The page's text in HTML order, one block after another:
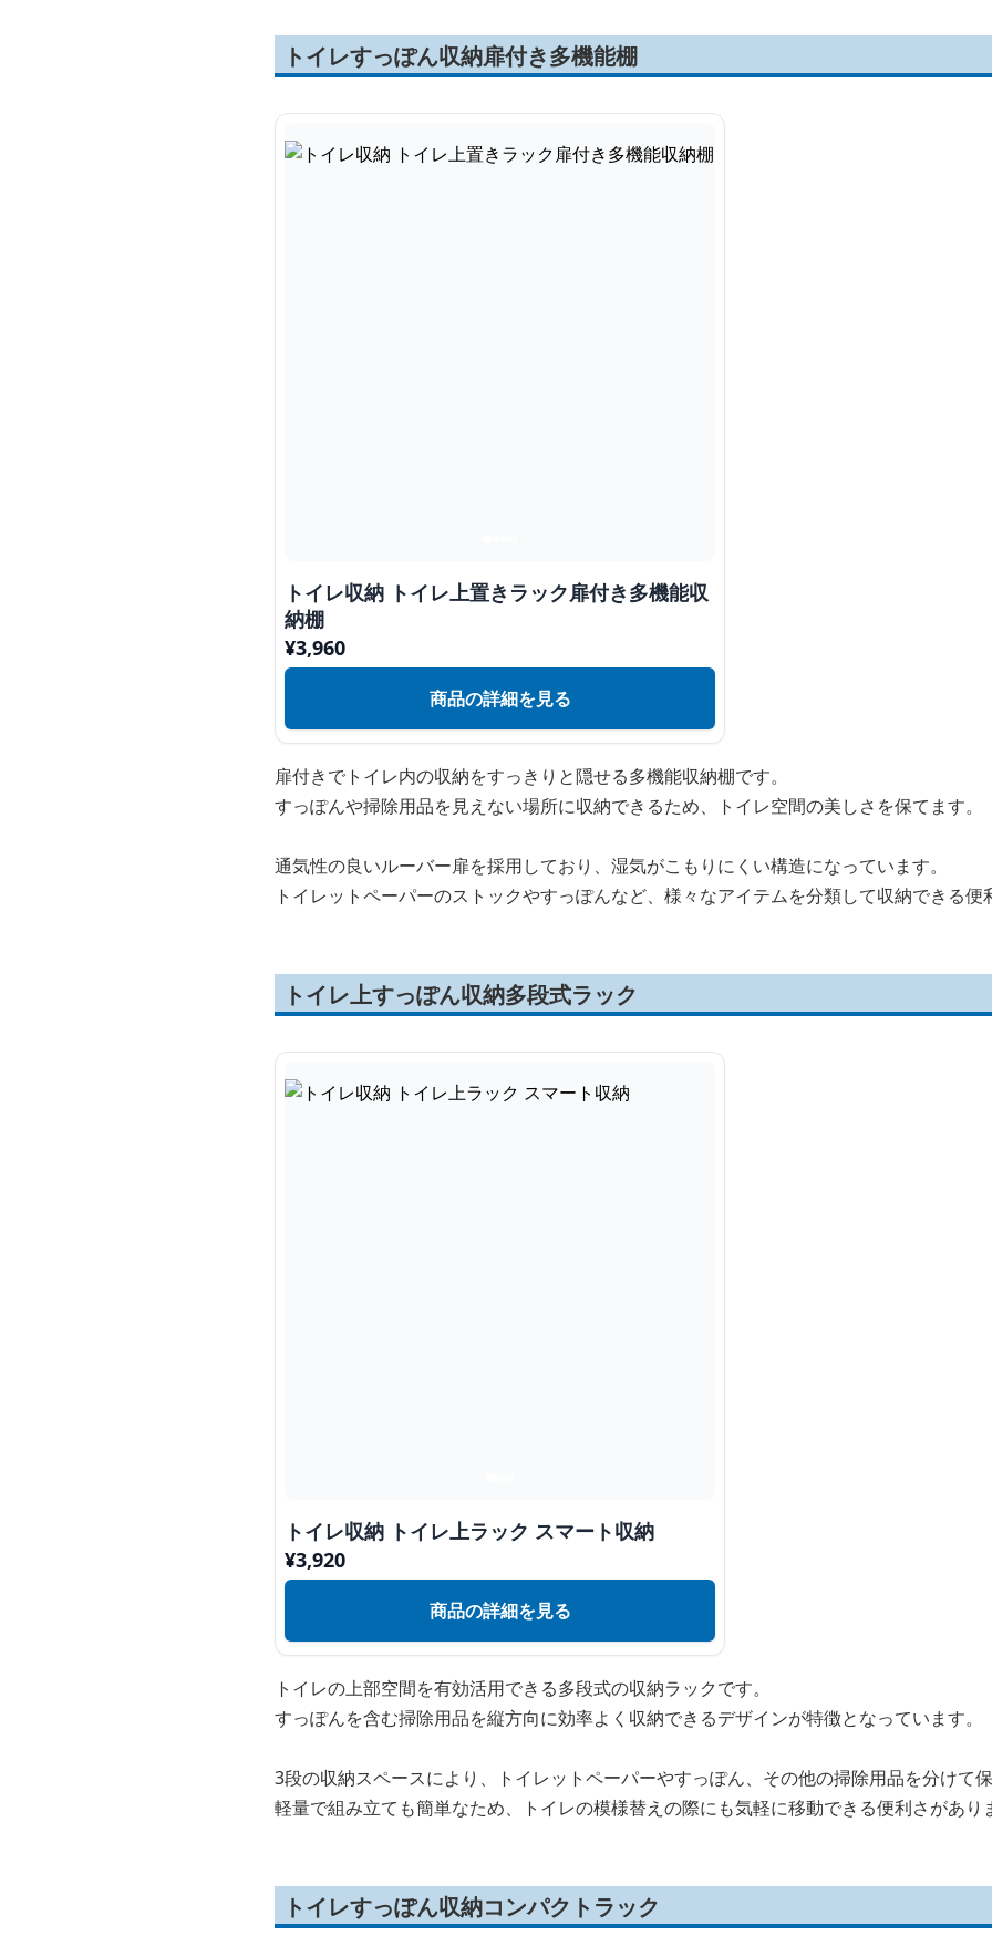
トイレすっぽん収納扉付き多機能棚
トイレ収納 トイレ上置きラック扉付き多機能収
納棚
¥3,960
商品の詳細を見る
扉付きでトイレ内の収納をすっきりと隠せる多機能収納棚です。
すっぽんや掃除用品を見えない場所に収納できるため、トイレ空間の美しさを保てます。
通気性の良いルーバー扉を採用しており、湿気がこもりにくい構造になっています。
トイレットペーパーのストックやすっぽんなど、様々なアイテムを分類して収納できる便
トイレ上すっぽん収納多段式ラック
トイレ収納 トイレ上ラック スマート収納
¥3,920
商品の詳細を見る
トイレの上部空間を有効活用できる多段式の収納ラックです。
すっぽんを含む掃除用品を縦方向に効率よく収納できるデザインが特徴となっています。
3段の収納スペースにより、トイレットペーパーやすっぽん、その他の掃除用品を分けて保
軽量で組み立ても簡単なため、トイレの模様替えの際にも気軽に移動できる便利さがあり
トイレすっぽん収納コンパクトラック